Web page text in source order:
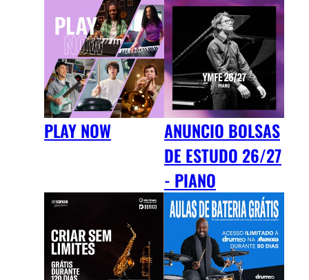
PLAY NOW
ANUNCIO BOLSAS
DE ESTUDO 26/27
- PIANO